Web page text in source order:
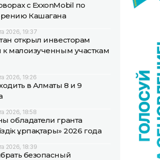
с ExxonMobil по
Кашагана
2026, 19:37
открыл инвесторам
к малоизученным участкам
2026, 19:26
в Алматы 8 и 9
2026, 18:58
обладатели гранта
ұрпақтары» 2026 года
2026, 18:39
безопасный